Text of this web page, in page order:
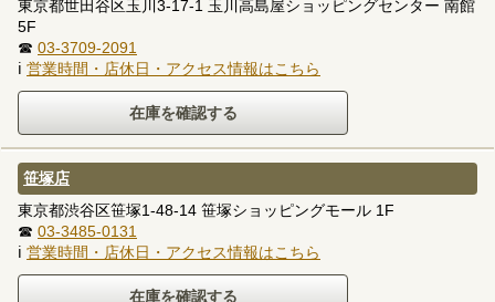
東京都世田谷区玉川3-17-1 玉川高島屋ショッピングセンター 南館
5F
☎ 03-3709-2091
ℹ 営業時間・店休日・アクセス情報はこちら
笹塚店
東京都渋谷区笹塚1-48-14 笹塚ショッピングモール 1F
☎ 03-3485-0131
ℹ 営業時間・店休日・アクセス情報はこちら